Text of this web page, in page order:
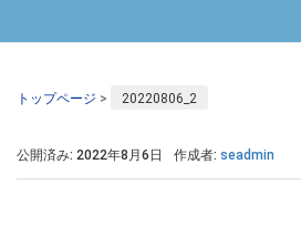
トップページ > 20220806_2
公開済み: 2022年8月6日 作成者: seadmin